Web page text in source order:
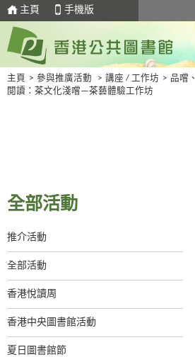
主頁 手機版
主頁 > 參與推廣活動 > 講座 / 工作坊 > 品嚐、
閲讀：茶文化淺嚐—茶藝體驗工作坊
全部活動
推介活動
全部活動
香港悅讀周
香港中央圖書館活動
夏日圖書館節